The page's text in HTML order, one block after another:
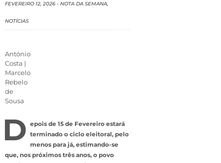
FEVEREIRO 12, 2026 - NOTA DA SEMANA,
NOTÍCIAS
António
Costa |
Marcelo
Rebelo
de
Sousa
D epois de 15 de Fevereiro estará
terminado o ciclo eleitoral, pelo
menos para já, estimando-se
que, nos próximos três anos, o povo